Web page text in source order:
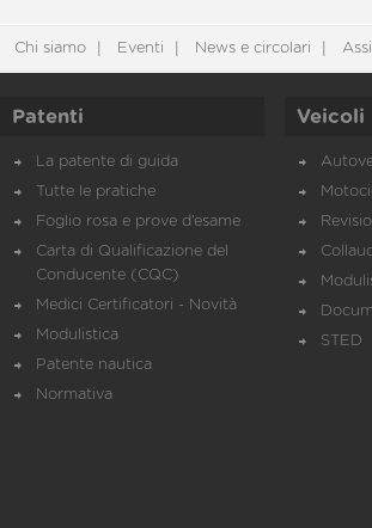
Chi siamo Eventi News e circolari
Patenti
La patente di guida
Tutte le pratiche
Foglio rosa e prove d’esame
Carta di Qualificazione del
Conducente (CQC)
Medici Certificatori - Novità
Modulistica
Patente nautica
Normativa
Veicoli
STED